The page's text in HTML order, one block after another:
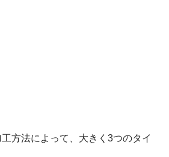
方法によって、大きく3つのタイ